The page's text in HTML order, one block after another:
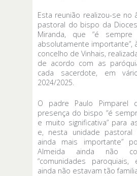
Esta reunião realizou-se no
pastoral do bispo da
Miranda, que “é
absolutamente importante”,
concelho de Vinhais,
de acordo com as
cada sacerdote, em
2024/2025.
O padre Paulo Pimparel
presença do bispo “é
e muito significativa” para
e, nesta unidade pastoral
ainda mais importante”
Almeida ainda não
“comunidades
ainda não estavam tão